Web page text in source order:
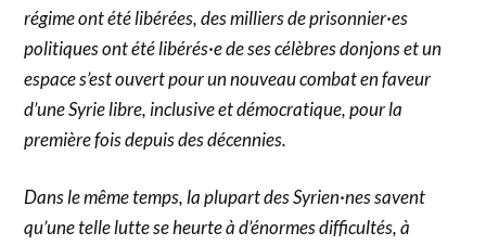
régime ont été libérées, des milliers de prisonnier·es
politiques ont été libérés·e de ses célèbres donjons et un
espace s’est ouvert pour un nouveau combat en faveur
d’une Syrie libre, inclusive et démocratique, pour la
première fois depuis des décennies.
Dans le même temps, la plupart des Syrien·nes savent
qu’une telle lutte se heurte à d’énormes difficultés, à